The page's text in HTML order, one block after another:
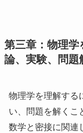
第三章：物理
論、実験、問題
物理学を理解する
い、問題を解くこ
数学と密接に関連